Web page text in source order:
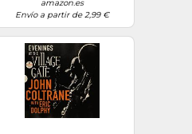
amazon.es
Envío a partir de 2,99 €